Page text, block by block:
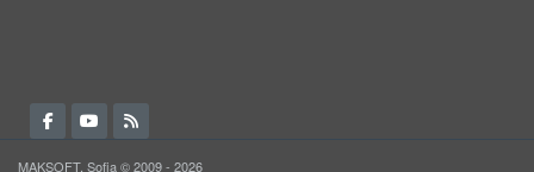
MAKSOFT, Sofia © 2009 - 2026